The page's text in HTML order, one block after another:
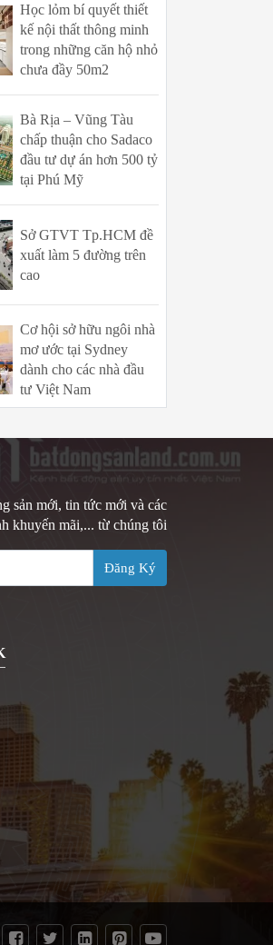
Học lỏm bí quyết thiết
kế nội thất thông minh
trong những căn hộ nhỏ
chưa đầy 50m2
Bà Rịa – Vũng Tàu
chấp thuận cho Sadaco
đầu tư dự án hơn 500 tỷ
tại Phú Mỹ
Sở GTVT Tp.HCM đề
xuất làm 5 đường trên
cao
Cơ hội sở hữu ngôi nhà
mơ ước tại Sydney
dành cho các nhà đầu
tư Việt Nam
sản mới, tin tức mới và các
khuyến mãi,... từ chúng tôi
Đăng Ký